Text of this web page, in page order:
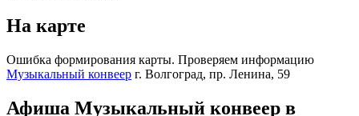
На карте
Ошибка формирования карты. Проверяем информацию
Музыкальный конвеер г. Волгоград, пр. Ленина, 59
Афиша Музыкальный конвеер в